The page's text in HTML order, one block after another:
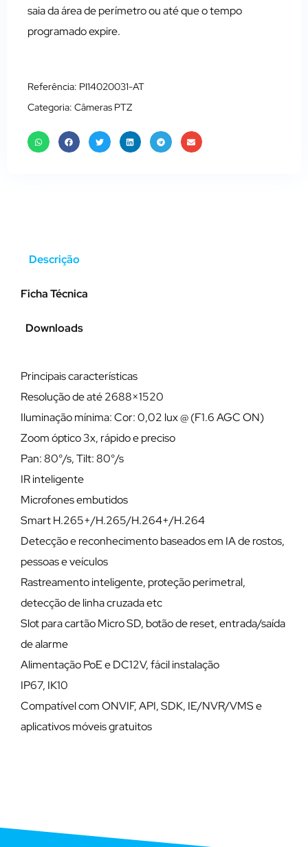
saia da área de perímetro ou até que o tempo
programado expire.
Referência: PI14020031-AT
Categoria: Câmeras PTZ
Descrição
Ficha Técnica
Downloads
Principais características
Resolução de até 2688×1520
Iluminação mínima: Cor: 0,02 lux @ (F1.6 AGC ON)
Zoom óptico 3x, rápido e preciso
Pan: 80°/s, Tilt: 80°/s
IR inteligente
Microfones embutidos
Smart H.265+/H.265/H.264+/H.264
Detecção e reconhecimento baseados em IA de rostos,
pessoas e veículos
Rastreamento inteligente, proteção perimetral,
detecção de linha cruzada etc
Slot para cartão Micro SD, botão de reset, entrada/saída
de alarme
Alimentação PoE e DC12V, fácil instalação
IP67, IK10
Compatível com ONVIF, API, SDK, IE/NVR/VMS e
aplicativos móveis gratuitos